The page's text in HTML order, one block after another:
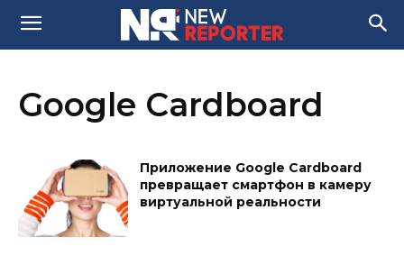
Google Cardboard
Приложение Google Cardboard
превращает смартфон в камеру
виртуальной реальности